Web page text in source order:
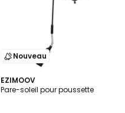
Nouveau
EZIMOOV
Pare-soleil pour poussette